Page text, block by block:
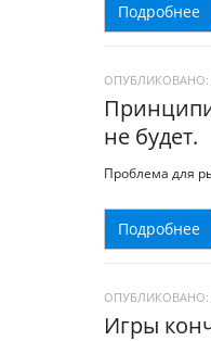
Подробнее
ОПУБЛИКОВАНО:
не будет.
Проблема для
Подробнее
ОПУБЛИКОВАНО:
Игры